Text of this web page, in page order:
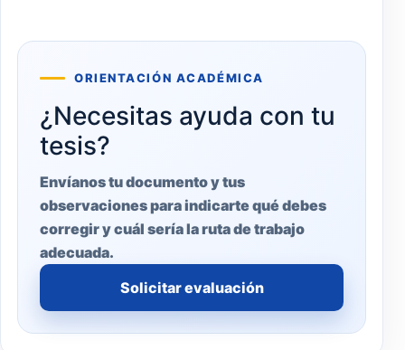
ORIENTACIÓN ACADÉMICA
¿Necesitas ayuda con tu
tesis?
Envíanos tu documento y tus
observaciones para indicarte qué debes
corregir y cuál sería la ruta de trabajo
adecuada.
Solicitar evaluación